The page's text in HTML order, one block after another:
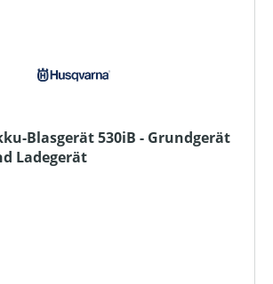
Blasgerät 530iB - Grundgerät
Ladegerät